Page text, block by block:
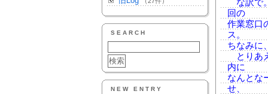
SEARCH
NEW ENTRY
な訳で
回の
作業窓口
ス。
ちなみに
とりあ
内に
なんとな
せ、